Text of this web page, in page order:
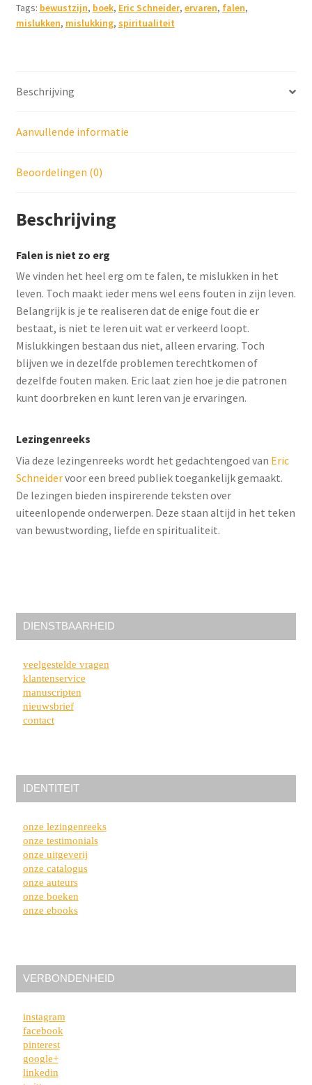
ervaren
aantal
Tags: bewustzijn, boek, Eric Schneider, ervaren, falen,
mislukken, mislukking, spiritualiteit
Beschrijving
Aanvullende informatie
Beoordelingen (0)
Beschrijving
Falen is niet zo erg
We vinden het heel erg om te falen, te mislukken in het
leven. Toch maakt ieder mens wel eens fouten in zijn leven.
Belangrijk is je te realiseren dat de enige fout die er
bestaat, is niet te leren uit wat er verkeerd loopt.
Mislukkingen bestaan dus niet, alleen ervaring. Toch
blijven we in dezelfde problemen terechtkomen of
dezelfde fouten maken. Eric laat zien hoe je die patronen
kunt doorbreken en kunt leren van je ervaringen.
Lezingenreeks
Via deze lezingenreeks wordt het gedachtengoed van Eric
Schneidervoor een breed publiek toegankelijk gemaakt.
De lezingen bieden inspirerende teksten over
uiteenlopende onderwerpen. Deze staan altijd in het teken
van bewustwording, liefde en spiritualiteit.
DIENSTBAARHEID
veelgestelde vragen
klantenservice
manuscripten
nieuwsbrief
contact
IDENTITEIT
onze lezingenreeks
onze testimonials
onze uitgeverij
onze catalogus
onze auteurs
onze boeken
onze ebooks
VERBONDENHEID
instagram
facebook
pinterest
google+
linkedin